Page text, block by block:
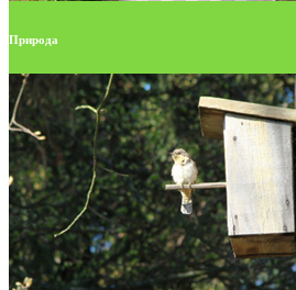
Природа